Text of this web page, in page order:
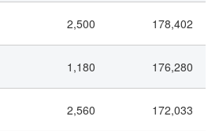
2,500 178,402
1,180 176,280
2,560 172,033